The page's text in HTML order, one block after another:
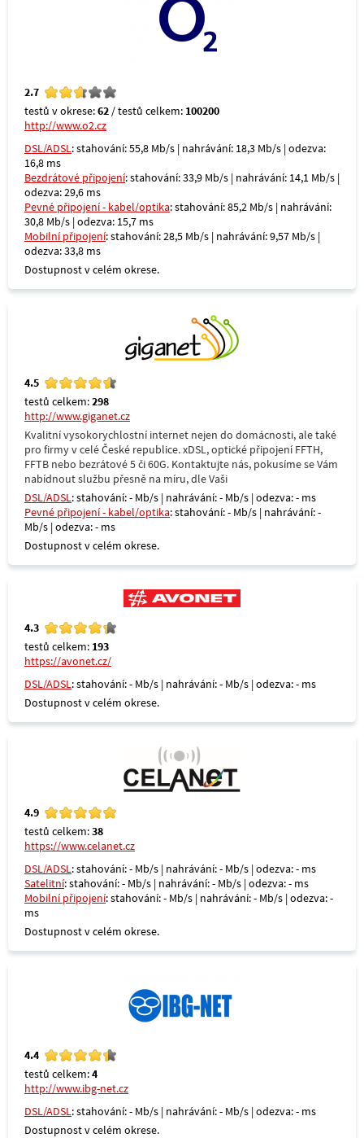
2.7
testů v okrese:62 / testů celkem: 100200
http://www.o2.cz
DSL/ADSL: stahování: 55,8 Mb/s | nahrávání: 18,3 Mb/s | odezva:
16,8 ms
Bezdrátové připojení: stahování: 33,9 Mb/s | nahrávání: 14,1 Mb/s |
odezva: 29,6 ms
Pevné připojení - kabel/optika: stahování: 85,2 Mb/s | nahrávání:
30,8 Mb/s | odezva: 15,7 ms
Mobilní připojení: stahování: 28,5 Mb/s | nahrávání: 9,57 Mb/s |
odezva: 33,8 ms
Dostupnost v celém okrese.
4.5
testů celkem:298
http://www.giganet.cz
Kvalitní vysokorychlostní internet nejen do domácnosti, ale také
pro firmy v celé České republice. xDSL, optické připojení FFTH,
FFTB nebo bezrátové 5 či 60G. Kontaktujte nás, pokusíme se Vám
nabídnout službu přesně na míru, dle Vaši
DSL/ADSL: stahování: - Mb/s | nahrávání: - Mb/s | odezva: - ms
Pevné připojení - kabel/optika: stahování: - Mb/s | nahrávání: -
Mb/s | odezva: - ms
Dostupnost v celém okrese.
4.3
testů celkem: 193
https://avonet.cz/
DSL/ADSL: stahování: - Mb/s | nahrávání: - Mb/s | odezva: - ms
Dostupnost v celém okrese.
4.9
testů celkem:38
https://www.celanet.cz
DSL/ADSL: stahování: - Mb/s | nahrávání: - Mb/s | odezva: - ms
Satelitní: stahování: - Mb/s | nahrávání: - Mb/s | odezva: - ms
Mobilní připojení: stahování: - Mb/s | nahrávání: - Mb/s | odezva: -
ms
Dostupnost v celém okrese.
4.4
testů celkem:4
http://www.ibg-net.cz
DSL/ADSL: stahování: - Mb/s | nahrávání: - Mb/s | odezva: - ms
Dostupnost v celém okrese.